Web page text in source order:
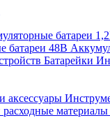
батареи
батареи 48В
Батарейки
аксессуары
материалы